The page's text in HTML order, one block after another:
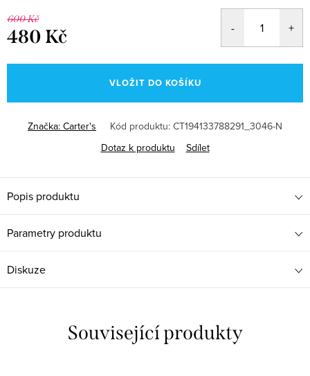
600 Kč
480 Kč
cena:
VLOŽIT DO KOŠÍKU
Značka: Carter's Kód produktu: CT194133788291_3046-N
Dotaz k produktu
Sdílet
Popis produktu
Parametry produktu
Diskuze
Související produkty